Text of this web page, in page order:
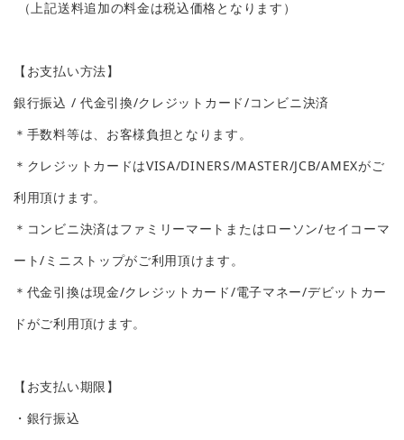
（上記送料追加の料金は税込価格となります）
【お支払い方法】
銀行振込 / 代金引換/クレジットカード/コンビニ決済
＊手数料等は、お客様負担となります。
＊クレジットカードはVISA/DINERS/MASTER/JCB/AMEXがご
利用頂けます。
＊コンビニ決済はファミリーマートまたはローソン/セイコーマ
ート/ミニストップがご利用頂けます。
＊代金引換は現金/クレジットカード/電子マネー/デビットカー
ドがご利用頂けます。
【お支払い期限】
・銀行振込